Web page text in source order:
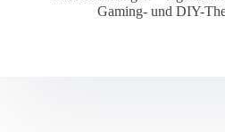
Gaming- und DIY-